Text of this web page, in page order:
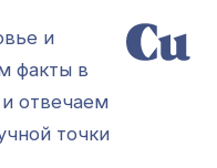
и
факты в
и отвечаем
точки